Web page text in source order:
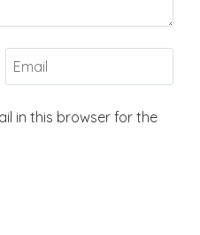
in this browser for the